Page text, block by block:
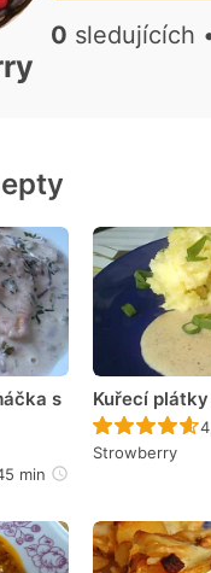
0 sledujících
s
nebyl hodnocen
min
Kuřecí
Strowberry